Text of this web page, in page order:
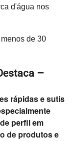
d'água nos
de 30
–
rápidas e sutis
perfil em
de produtos e